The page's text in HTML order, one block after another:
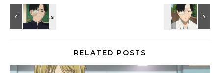
RELATED POSTS